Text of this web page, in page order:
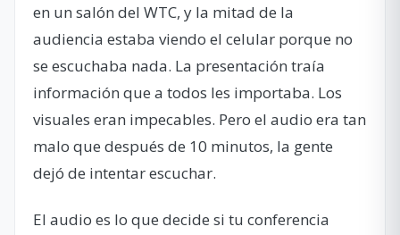
en un salón del WTC, y la mitad de la
audiencia estaba viendo el celular porque no
se escuchaba nada. La presentación traía
información que a todos les importaba. Los
visuales eran impecables. Pero el audio era tan
malo que después de 10 minutos, la gente
dejó de intentar escuchar.
El audio es lo que decide si tu conferencia